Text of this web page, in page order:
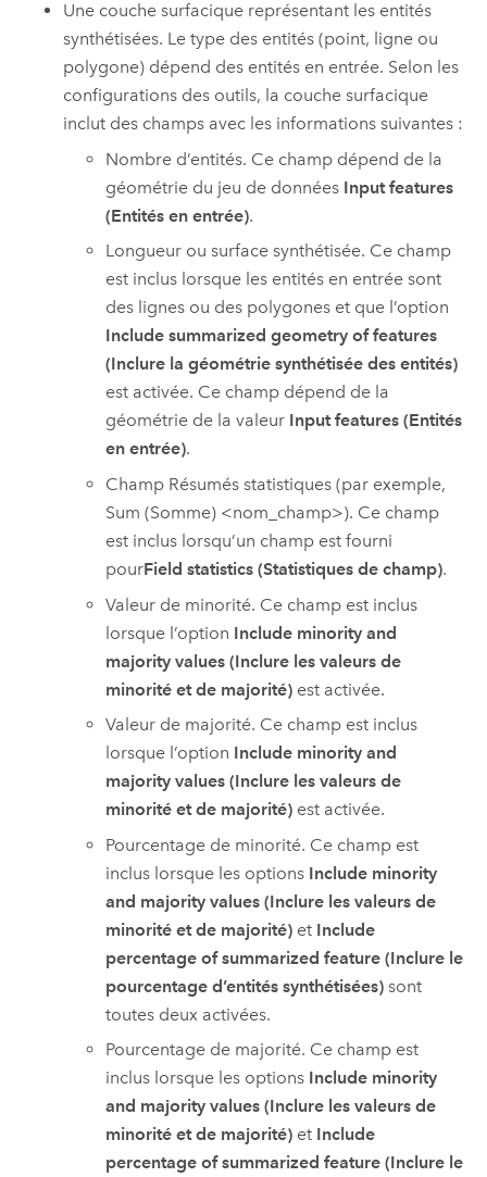
Une couche surfacique représentant les entités
synthétisées. Le type des entités (point, ligne ou
polygone) dépend des entités en entrée. Selon les
configurations des outils, la couche surfacique
inclut des champs avec les informations suivantes :
Nombre d’entités. Ce champ dépend de la
géométrie du jeu de données Input features
(Entités en entrée).
Longueur ou surface synthétisée. Ce champ
est inclus lorsque les entités en entrée sont
des lignes ou des polygones et que l’option
Include summarized geometry of features
(Inclure la géométrie synthétisée des entités)
est activée. Ce champ dépend de la
géométrie de la valeur Input features (Entités
en entrée).
Champ Résumés statistiques (par exemple,
Sum (Somme) <nom_champ>). Ce champ
est inclus lorsqu’un champ est fourni
pourField statistics (Statistiques de champ).
Valeur de minorité. Ce champ est inclus
lorsque l’option Include minority and
majority values (Inclure les valeurs de
minorité et de majorité) est activée.
Valeur de majorité. Ce champ est inclus
lorsque l’option Include minority and
majority values (Inclure les valeurs de
minorité et de majorité) est activée.
Pourcentage de minorité. Ce champ est
inclus lorsque les options Include minority
and majority values (Inclure les valeurs de
minorité et de majorité) et Include
percentage of summarized feature (Inclure le
pourcentage d’entités synthétisées) sont
toutes deux activées.
Pourcentage de majorité. Ce champ est
inclus lorsque les options Include minority
and majority values (Inclure les valeurs de
minorité et de majorité) et Include
percentage of summarized feature (Inclure le